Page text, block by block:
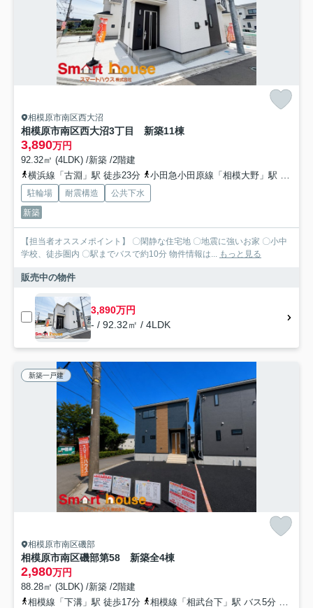
相模原市南区西大沼
相模原市南区西大沼3丁目 新築11棟
3,890万円
92.32㎡ (4LDK) /新築 /2階建
横浜線「古淵」駅 徒歩23分
小田急小田原線「相模大野」駅 徒歩37分
駐輪場 耐震構造
公共下水
新築
【担当者オススメポイント】 〇閑静な住宅地 〇地震に強いお家 〇小中
学校、徒歩圏内 〇駅までバスで約10分 物件情報は...
もっと見る
販売中の物件
3,890万円
- / 92.32㎡ / 4LDK
新築一戸建
相模原市南区磯部
相模原市南区磯部第58 新築全4棟
2,980万円
88.28㎡ (3LDK) /新築 /2階建
相模線「下溝」駅 徒歩17分
相模線「相武台下」駅 バス5分 神奈川中央交通「磯部（神奈川県）」 停歩5分